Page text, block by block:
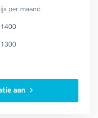
per maand
aan